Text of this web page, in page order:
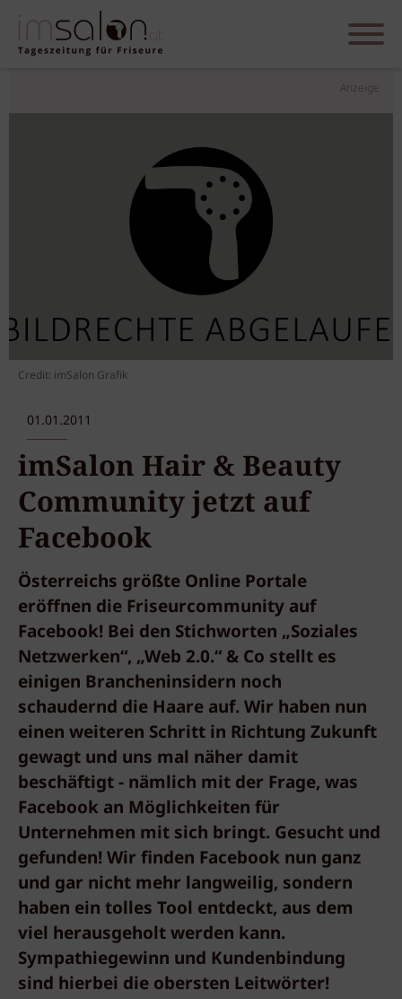
Anzeige
Credit: imSalon Grafik
01.01.2011
imSalon Hair & Beauty
Community jetzt auf
Facebook
Österreichs größte Online Portale
eröffnen die Friseurcommunity auf
Facebook! Bei den Stichworten „Soziales
Netzwerken“, „Web 2.0.“ & Co stellt es
einigen Brancheninsidern noch
schaudernd die Haare auf. Wir haben nun
einen weiteren Schritt in Richtung Zukunft
gewagt und uns mal näher damit
beschäftigt - nämlich mit der Frage, was
Facebook an Möglichkeiten für
Unternehmen mit sich bringt. Gesucht und
gefunden! Wir finden Facebook nun ganz
und gar nicht mehr langweilig, sondern
haben ein tolles Tool entdeckt, aus dem
viel herausgeholt werden kann.
Sympathiegewinn und Kundenbindung
sind hierbei die obersten Leitwörter!